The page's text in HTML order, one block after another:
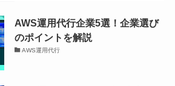
AWS運用代行企業5選！企業選び
のポイントを解説
AWS運用代行